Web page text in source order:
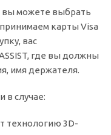
вы можете выбрать
карты Visa
вас
где вы должны
имя держателя.
в случае:
технологию 3D-